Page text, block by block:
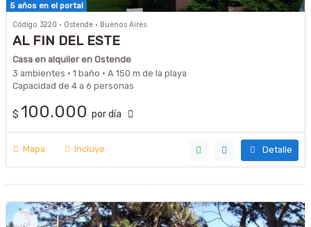
5 años en el portal
Código 3220 · Ostende · Buenos Aires
AL FIN DEL ESTE
Casa en alquiler en Ostende
3 ambientes · 1 baño · A 150 m de la playa
Capacidad de 4 a 6 personas
$ 100.000 por día
Mapa Incluye Detalle